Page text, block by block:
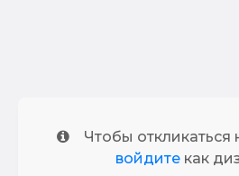
Чтобы
войдитекак